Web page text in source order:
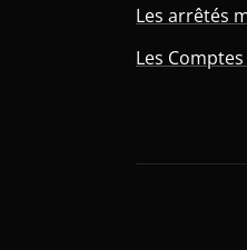
Les arrêtés
Les